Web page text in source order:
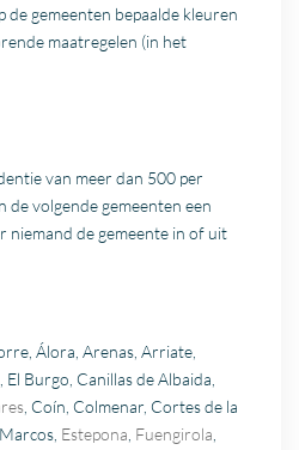
de gemeenten bepaalde kleuren
maatregelen (in het
van meer dan 500 per
de volgende gemeenten een
niemand de gemeente in of uit
Álora, Arenas, Arriate,
El Burgo, Canillas de Albaida,
, Coín, Colmenar, Cortes de la
Estepona, Fuengirola,